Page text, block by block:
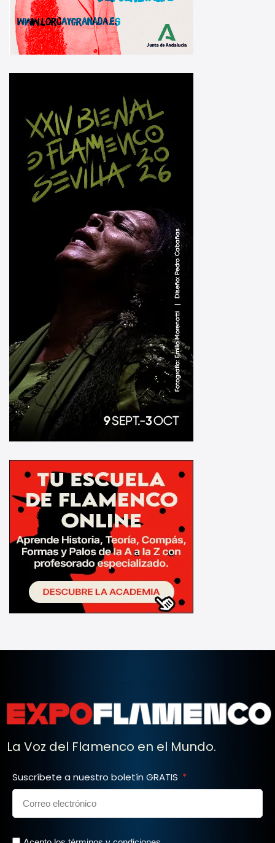
La Voz del Flamenco en el Mundo.
Suscríbete a nuestro boletín GRATIS